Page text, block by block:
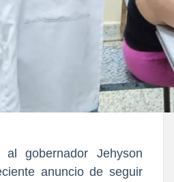
al gobernador Jehyson
anuncio de seguir